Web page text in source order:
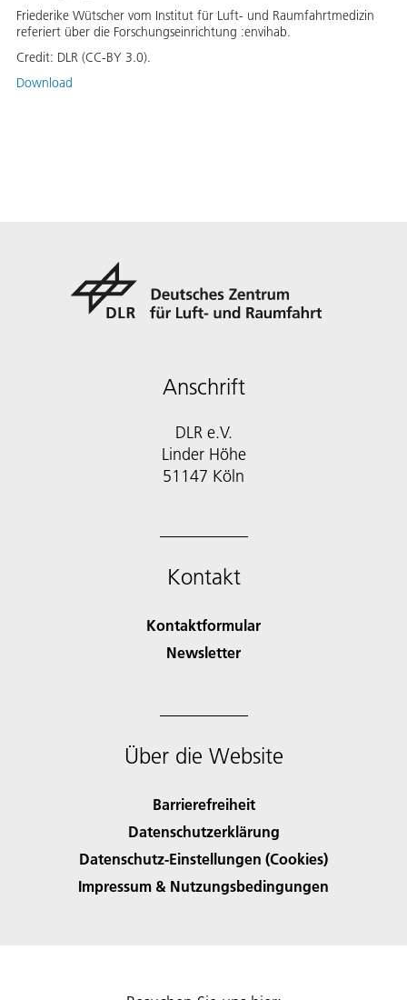
Friederike Wütscher vom Institut für Luft- und Raumfahrtmedizin
referiert über die Forschungseinrichtung :envihab.
Credit: DLR (CC-BY 3.0).
Download
Anschrift
DLR e.V.
Linder Höhe
51147 Köln
Kontakt
Kontaktformular
Newsletter
Über die Website
Barrierefreiheit
Datenschutzerklärung
Datenschutz-Einstellungen (Cookies)
Impressum & Nutzungsbedingungen